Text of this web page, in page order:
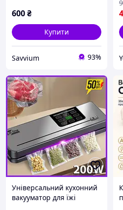
напруги
600₴
Купити
Savvium 93%
Універсальний кухонний
вакууматор для їжі